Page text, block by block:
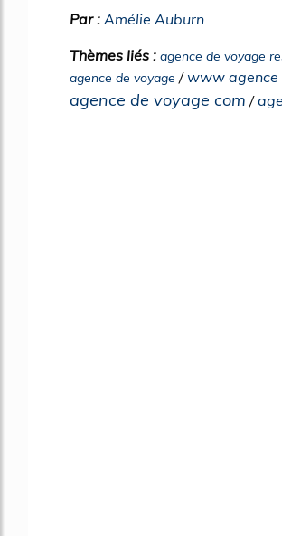
Par : Amélie Auburn
Thèmes liés : agence de voyage
agence de voyage /www agence
agence de voyage com /